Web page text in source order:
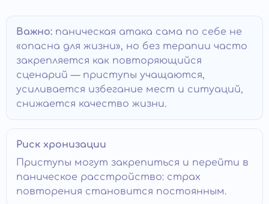
Важно: паническая атака сама по себе не
«опасна для жизни», но без терапии часто
закрепляется как повторяющийся
сценарий — приступы учащаются,
усиливается избегание мест и ситуаций,
снижается качество жизни.
Риск хронизации
Приступы могут закрепиться и перейти в
паническое расстройство: страх
повторения становится постоянным.